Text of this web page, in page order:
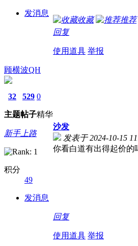
发消息
收藏 推荐
回复
使用道具 举报
顾横波QH
32
主题
529
帖子
0
精华
新手上路
积分
49
发消息
沙发
发表于 2024-10-15
你看白道有出得起价的
回复
使用道具 举报